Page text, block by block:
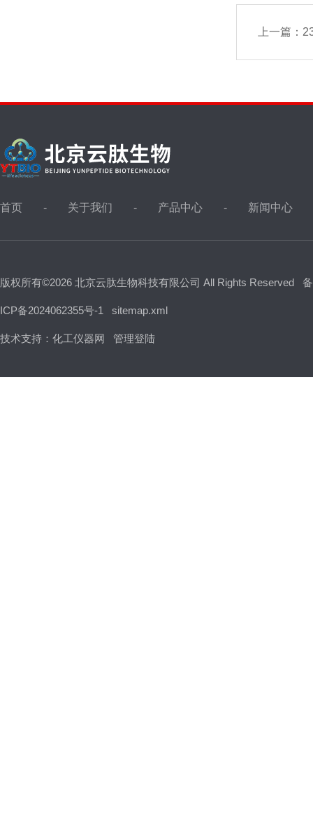
上一篇：
首页 关于我们 产品中心 新闻中心
版权所有©2026 北京云肽生物科技有限公司 All Rights Reserved
ICP备2024062355号-1 sitemap.xml
技术支持： 化工仪器网 管理登陆